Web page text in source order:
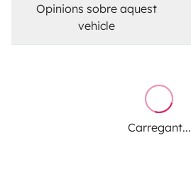
Opinions sobre aquest
vehicle
Carregant...